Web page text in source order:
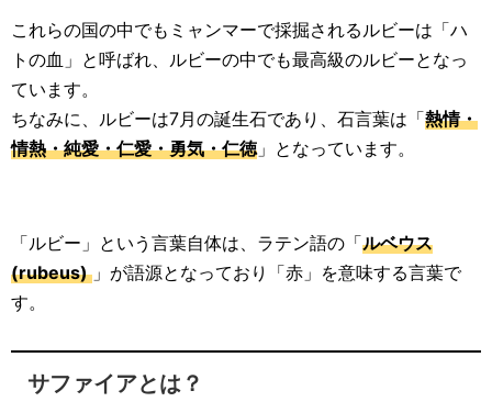
これらの国の中でもミャンマーで採掘されるルビーは「ハ
トの血」と呼ばれ、ルビーの中でも最高級のルビーとなっ
ています。
ちなみに、ルビーは7月の誕生石であり、石言葉は「熱情・
情熱・純愛・仁愛・勇気・仁徳」となっています。
「ルビー」という言葉自体は、ラテン語の「ルベウス
(rubeus) 」が語源となっており「赤」を意味する言葉で
す。
サファイアとは？